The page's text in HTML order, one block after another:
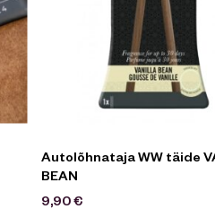
Autolõhnataja WW täide
BEAN
9,90€